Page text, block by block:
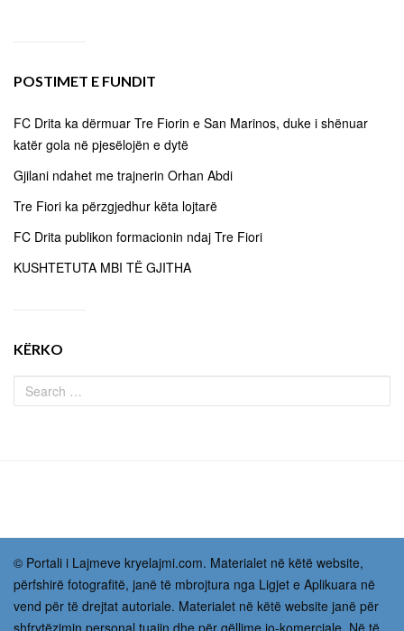
POSTIMET E FUNDIT
FC Drita ka dërmuar Tre Fiorin e San Marinos, duke i shënuar
katër gola në pjesëlojën e dytë
Gjilani ndahet me trajnerin Orhan Abdi
Tre Fiori ka përzgjedhur këta lojtarë
FC Drita publikon formacionin ndaj Tre Fiori
KUSHTETUTA MBI TË GJITHA
KËRKO
© Portali i Lajmeve kryelajmi.com. Materialet në këtë website,
përfshirë fotografitë, janë të mbrojtura nga Ligjet e Aplikuara në
vend për të drejtat autoriale. Materialet në këtë website janë për